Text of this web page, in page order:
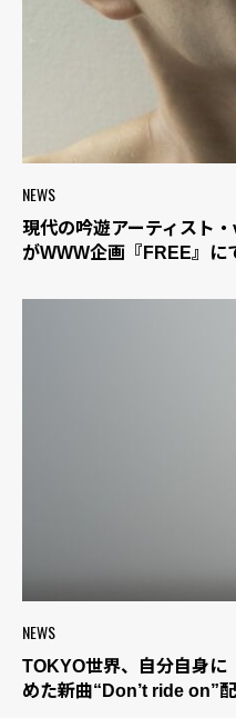
NEWS
現代の吟遊アーティスト
がWWW企画『FREE』に
NEWS
TOKYO世界、自分自身に
めた新曲“Don’t ride on”